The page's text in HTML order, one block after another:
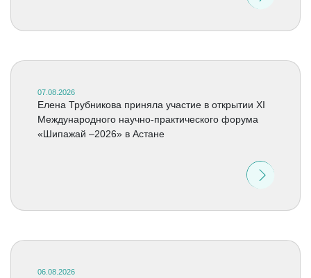
07.08.2026
Елена Трубникова приняла участие в открытии XI
Международного научно-практического форума
«Шипажай –2026» в Астане
06.08.2026